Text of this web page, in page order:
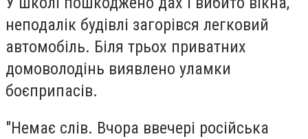
неподалік будівлі загорівся легковий
автомобіль. Біля трьох приватних
домоволодінь виявлено уламки
боєприпасів.
"Немає слів. Вчора ввечері російська